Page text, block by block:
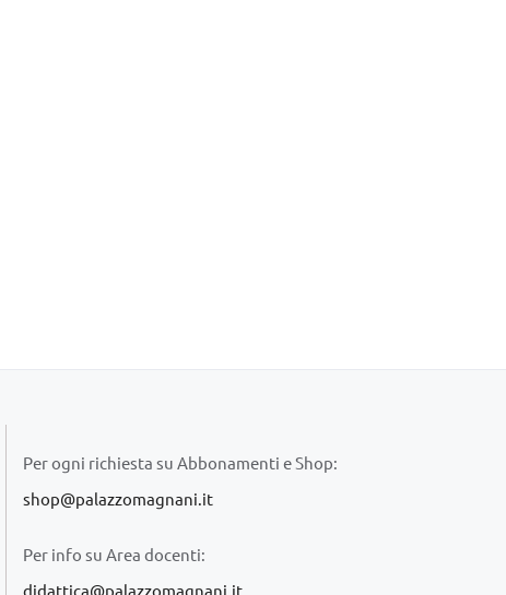
Per ogni richiesta su Abbonamenti e Shop:
shop@palazzomagnani.it
Per info su Area docenti:
didattica@palazzomagnani.it